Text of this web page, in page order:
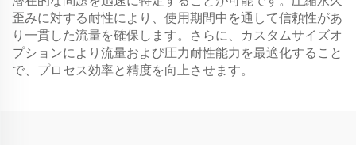
歪みに対する耐性により、使用期間中を通して信頼性があ
り一貫した流量を確保します。さらに、カスタムサイズオ
プションにより流量および圧力耐性能力を最適化すること
で、プロセス効率と精度を向上させます。